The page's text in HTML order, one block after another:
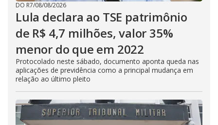
DO R7/08/08/2026
Lula declara ao TSE patrimônio
de R$ 4,7 milhões, valor 35%
menor do que em 2022
Protocolado neste sábado, documento aponta queda nas
aplicações de previdência como a principal mudança em
relação ao último pleito